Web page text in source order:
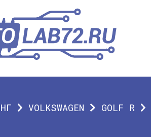
VOLKSWAGEN GOLF R